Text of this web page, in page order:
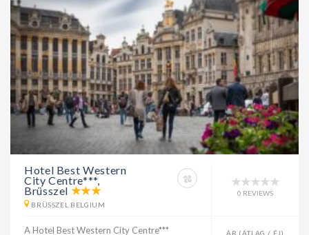
Hotel Best Western
City Centre***,
Brüsszel
BRÜSSZEL BELGIUM
0 REVIEWS
A Hotel Best Western City Centre***
ÁR (ÁTLAG / ÉJ)